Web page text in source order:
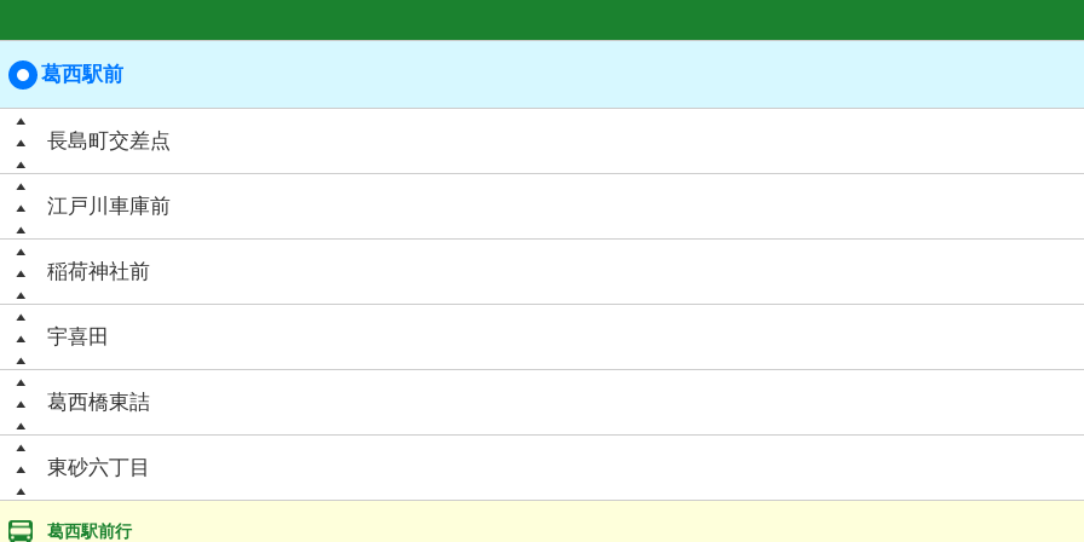
葛西駅前
長島町交差点
江戸川車庫前
稲荷神社前
宇喜田
葛西橋東詰
東砂六丁目
葛西駅前行